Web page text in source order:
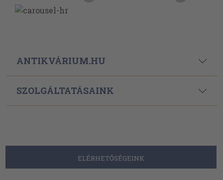
ANTIKVÁRIUM.HU
SZOLGÁLTATÁSAINK
ELÉRHETŐSÉGEINK